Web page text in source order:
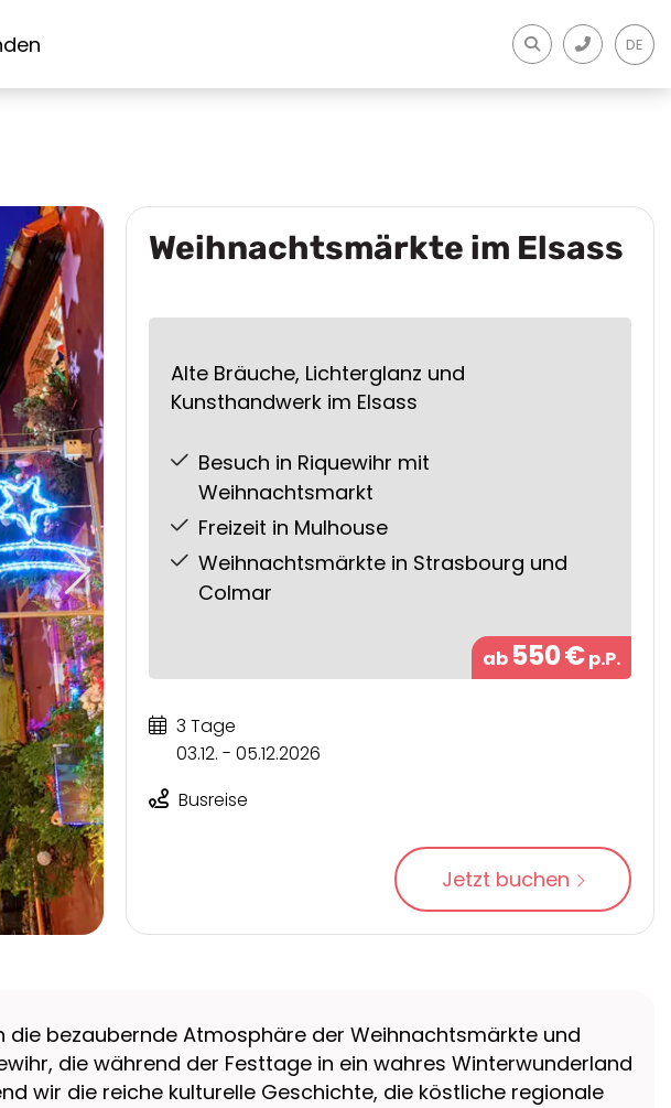
DE
Weihnachtsmärkte im Elsass
Alte Bräuche, Lichterglanz und
Kunsthandwerk im Elsass
Besuch in Riquewihr mit
Weihnachtsmarkt
Freizeit in Mulhouse
Weihnachtsmärkte in Strasbourg und
Colmar
ab 550€p.P.
3 Tage
03.12. - 05.12.2026
Busreise
Jetzt buchen
die bezaubernde Atmosphäre der Weihnachtsmärkte und
die während der Festtage in ein wahres Winterwunderland
wir die reiche kulturelle Geschichte, die köstliche regionale